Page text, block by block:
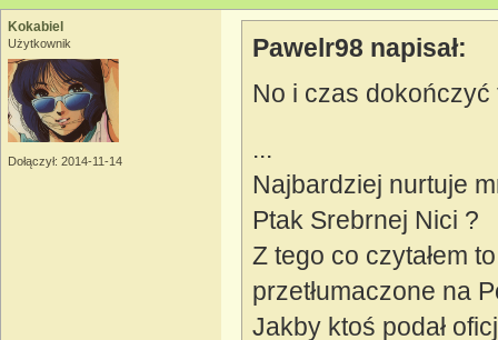
Kokabiel
Użytkownik
Dołączył: 2014-11-14
Pawelr98 napisał:
No i czas dokończyć
...
Najbardziej nurtuje
Ptak Srebrnej Nici ?
Z tego co czytałem
przetłumaczone na
Jakby ktoś podał